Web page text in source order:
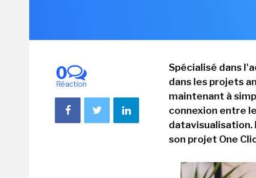
0
Réaction
Spécialisé dans
dans les projets
maintenant à
connexion entre
datavisualisation.
son projet One